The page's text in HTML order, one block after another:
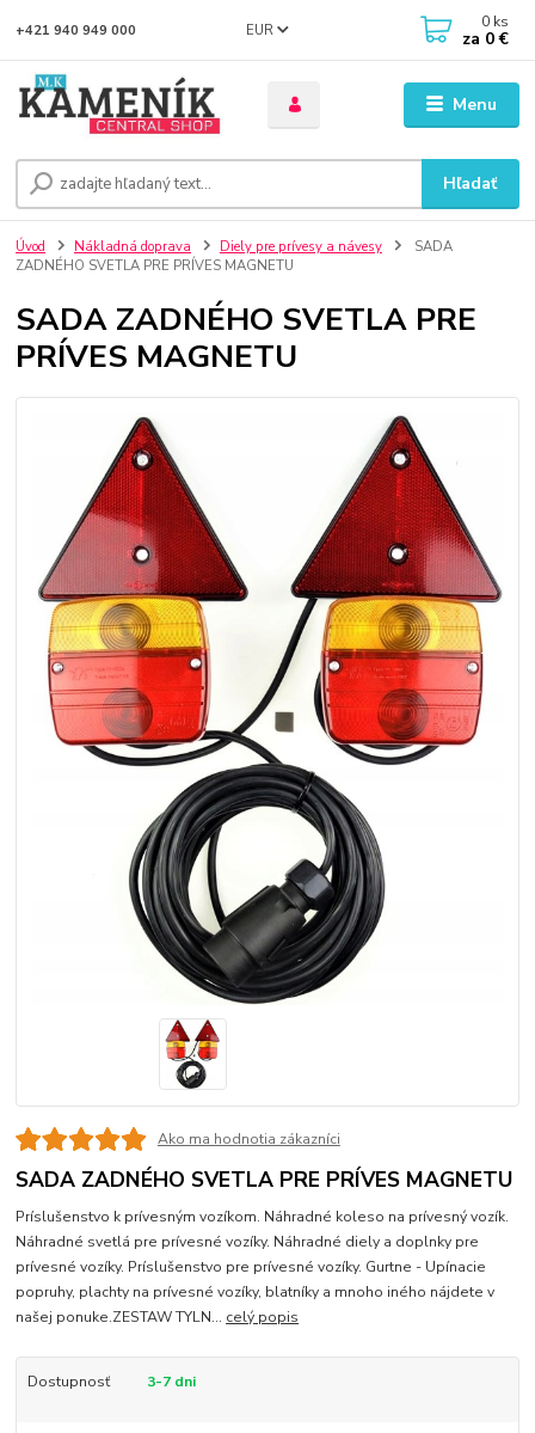
Menu
EUR
Hľadať
+421 940 949 000 0 ks
za 0 €
Úvod Nákladná doprava Diely pre prívesy a návesy
SADA
ZADNÉHO SVETLA PRE PRÍVES MAGNETU
SADA ZADNÉHO SVETLA PRE
PRÍVES MAGNETU
Ako ma hodnotia zákazníci
SADA ZADNÉHO SVETLA PRE PRÍVES MAGNETU
Príslušenstvo k prívesným vozíkom. Náhradné koleso na prívesný vozík.
Náhradné svetlá pre prívesné vozíky. Náhradné diely a doplnky pre
prívesné vozíky. Príslušenstvo pre prívesné vozíky. Gurtne - Upínacie
popruhy, plachty na prívesné vozíky, blatníky a mnoho iného nájdete v
našej ponuke.ZESTAW TYLN... celý popis
Dostupnosť 3-7 dni